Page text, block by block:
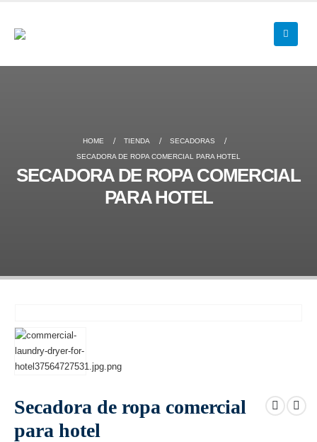
HOME TIENDA
SECADORAS
SECADORA DE ROPA COMERCIAL PARA HOTEL
SECADORA DE ROPA COMERCIAL
PARA HOTEL
Secadora de ropa comercial
para hotel